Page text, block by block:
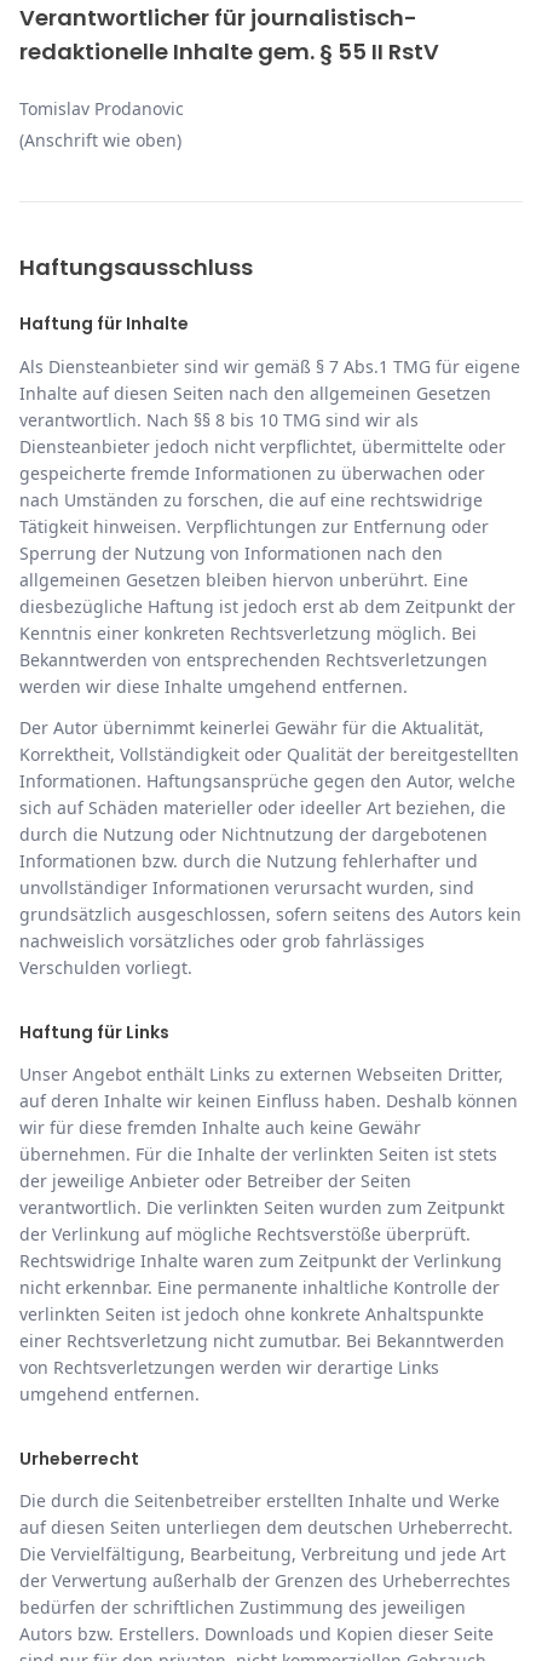
Verantwortlicher für journalistisch-
redaktionelle Inhalte gem. § 55 II RstV
Tomislav Prodanovic
(Anschrift wie oben)
Haftungsausschluss
Haftung für Inhalte
Als Diensteanbieter sind wir gemäß § 7 Abs.1 TMG für eigene
Inhalte auf diesen Seiten nach den allgemeinen Gesetzen
verantwortlich. Nach §§ 8 bis 10 TMG sind wir als
Diensteanbieter jedoch nicht verpflichtet, übermittelte oder
gespeicherte fremde Informationen zu überwachen oder
nach Umständen zu forschen, die auf eine rechtswidrige
Tätigkeit hinweisen. Verpflichtungen zur Entfernung oder
Sperrung der Nutzung von Informationen nach den
allgemeinen Gesetzen bleiben hiervon unberührt. Eine
diesbezügliche Haftung ist jedoch erst ab dem Zeitpunkt der
Kenntnis einer konkreten Rechtsverletzung möglich. Bei
Bekanntwerden von entsprechenden Rechtsverletzungen
werden wir diese Inhalte umgehend entfernen.
Der Autor übernimmt keinerlei Gewähr für die Aktualität,
Korrektheit, Vollständigkeit oder Qualität der bereitgestellten
Informationen. Haftungsansprüche gegen den Autor, welche
sich auf Schäden materieller oder ideeller Art beziehen, die
durch die Nutzung oder Nichtnutzung der dargebotenen
Informationen bzw. durch die Nutzung fehlerhafter und
unvollständiger Informationen verursacht wurden, sind
grundsätzlich ausgeschlossen, sofern seitens des Autors kein
nachweislich vorsätzliches oder grob fahrlässiges
Verschulden vorliegt.
Haftung für Links
Unser Angebot enthält Links zu externen Webseiten Dritter,
auf deren Inhalte wir keinen Einfluss haben. Deshalb können
wir für diese fremden Inhalte auch keine Gewähr
übernehmen. Für die Inhalte der verlinkten Seiten ist stets
der jeweilige Anbieter oder Betreiber der Seiten
verantwortlich. Die verlinkten Seiten wurden zum Zeitpunkt
der Verlinkung auf mögliche Rechtsverstöße überprüft.
Rechtswidrige Inhalte waren zum Zeitpunkt der Verlinkung
nicht erkennbar. Eine permanente inhaltliche Kontrolle der
verlinkten Seiten ist jedoch ohne konkrete Anhaltspunkte
einer Rechtsverletzung nicht zumutbar. Bei Bekanntwerden
von Rechtsverletzungen werden wir derartige Links
umgehend entfernen.
Urheberrecht
Die durch die Seitenbetreiber erstellten Inhalte und Werke
auf diesen Seiten unterliegen dem deutschen Urheberrecht.
Die Vervielfältigung, Bearbeitung, Verbreitung und jede Art
der Verwertung außerhalb der Grenzen des Urheberrechtes
bedürfen der schriftlichen Zustimmung des jeweiligen
Autors bzw. Erstellers. Downloads und Kopien dieser Seite